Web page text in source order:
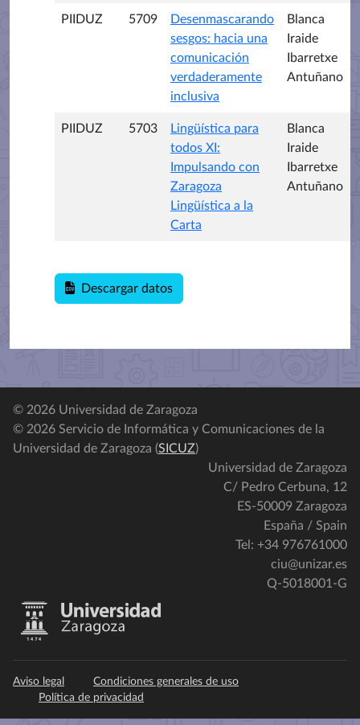
PIIDUZ 5709
Desenmascarando
sesgos: hacia una
comunicación
verdaderamente
inclusiva
Blanca
Iraide
Ibarretxe
Antuñano
PIIDUZ 5703
Lingüística para
todos XI:
Impulsando con
Zaragoza
Lingüística a la
Carta
Blanca
Iraide
Ibarretxe
Antuñano
Descargar datos
© 2026 Universidad de Zaragoza
© 2026 Servicio de Informática y Comunicaciones de la
Universidad de Zaragoza (SICUZ)
Universidad de Zaragoza
C/ Pedro Cerbuna, 12
ES-50009 Zaragoza
España / Spain
Tel: +34 976761000
ciu@unizar.es
Q-5018001-G
Aviso legal
Condiciones generales de uso
Política de privacidad